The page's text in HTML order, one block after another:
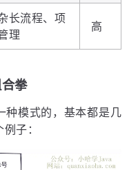
长流程、项
理
高
拳
种模式的，基本都是几
子：